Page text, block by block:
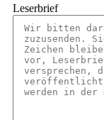
Leserbrief